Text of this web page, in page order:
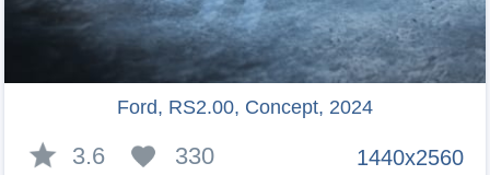
Ford, RS2.00, Concept, 2024
1440x2560
3.6 330